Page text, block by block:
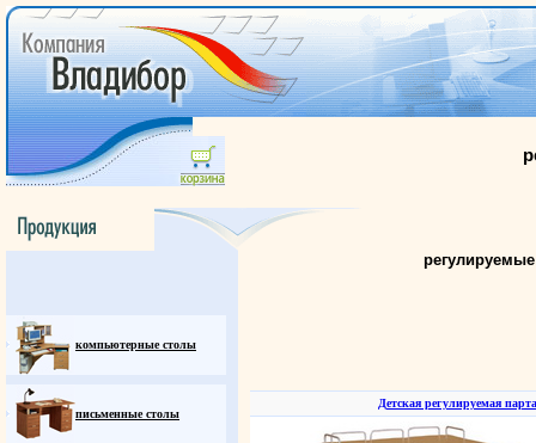
компьютерные столы
письменные столы
Детская регулируемая